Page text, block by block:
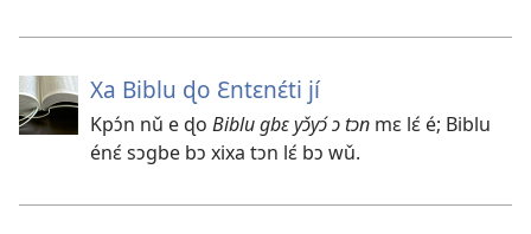
Xa Biblu ɖo Ɛntɛnɛ́ti jí
Kpɔ́n nǔ e ɖo Biblu gbɛ yɔ̌yɔ́ ɔ tɔn mɛ lɛ́ é; Biblu
énɛ́ sɔgbe bɔ xixa tɔn lɛ́ bɔ wǔ.